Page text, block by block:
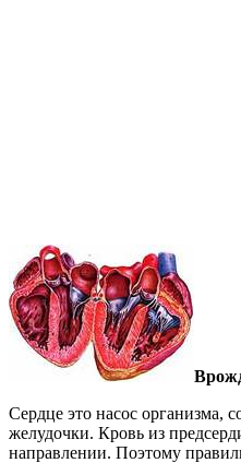
Сердце это насос организма,
желудочки. Кровь из
направлении. Поэтому